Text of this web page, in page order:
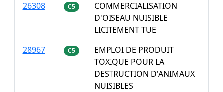
26308
C5
COMMERCIALISATION
D'OISEAU NUISIBLE
LICITEMENT TUE
28967
C5
EMPLOI DE PRODUIT
TOXIQUE POUR LA
DESTRUCTION D'ANIMAUX
NUISIBLES